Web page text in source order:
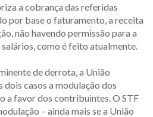
a cobrança das referidas
por base o faturamento, a receita
não havendo permissão para a
como é feito atualmente.
de derrota, a União
casos a modulação dos
a favor dos contribuintes. O STF
– ainda mais se a União